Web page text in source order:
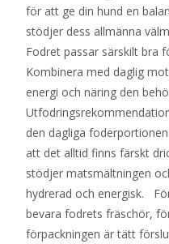
för att ge din hund en
stödjer dess allmänna
Fodret passar särskilt bra
Kombinera med daglig
energi och näring den
den dagliga
att det alltid finns färskt
stödjer matsmältningen
hydrerad och energisk.
bevara fodrets fräschör,
förpackningen är tätt